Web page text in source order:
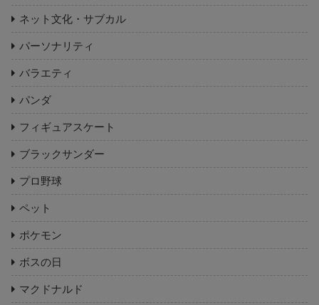
ネット文化・サブカル
パーソナリティ
バラエティ
パンダ
フィギュアスケート
ブラックサンダー
プロ野球
ペット
ポケモン
ボスの日
マクドナルド